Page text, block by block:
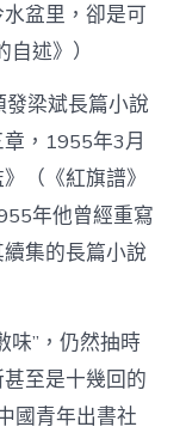
盆里，卻是可
述》）
梁斌長篇小說
章，1955年3月
（《紅旗譜》
年他曾經重寫
集的長篇小說
味”，仍然抽時
至是十幾回的
國青年出書社